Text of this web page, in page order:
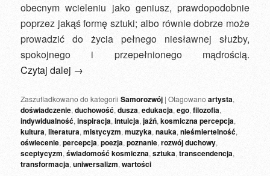
obecnym wcieleniu jako geniusz, prawdopodobnie
poprzez jakąś formę sztuki; albo równie dobrze może
prowadzić do życia pełnego niesławnej służby,
spokojnego i przepełnionego mądrością.
Czytaj dalej →
Zaszufladkowano do kategorii Samorozwój |Otagowano artysta,
doświadczenie,duchowość,dusza,edukacja,ego,filozofia,
indywidualność,inspiracja,intuicja,jaźń,kosmiczna percepcja,
kultura,literatura,mistycyzm,muzyka,nauka,nieśmiertelność,
oświecenie,percepcja,poezja,poznanie,rozwój duchowy,
sceptycyzm,świadomość kosmiczna,sztuka,transcendencja,
transformacja,uniwersalizm,wartości